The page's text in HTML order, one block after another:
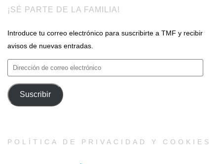
¡SÉ PARTE DE LA FAMILIA!
Introduce tu correo electrónico para suscribirte a TMF y recibir
avisos de nuevas entradas.
Dirección
de
correo
electrónico
Suscribir
POLÍTICA DE PRIVACIDAD Y COOKIES